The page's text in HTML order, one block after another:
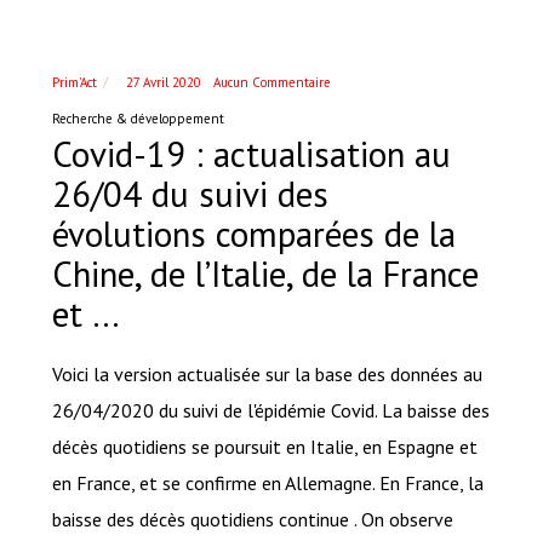
Prim'Act 27 Avril 2020 Aucun Commentaire
Recherche & développement
Covid-19 : actualisation au
26/04 du suivi des
évolutions comparées de la
Chine, de l’Italie, de la France
et …
Voici la version actualisée sur la base des données au
26/04/2020 du suivi de l'épidémie Covid. La baisse des
décès quotidiens se poursuit en Italie, en Espagne et
en France, et se confirme en Allemagne. En France, la
baisse des décès quotidiens continue . On observe